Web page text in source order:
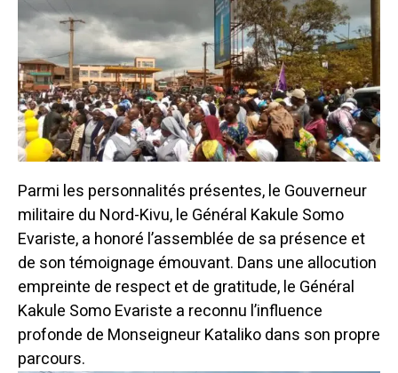
Parmi les personnalités présentes, le Gouverneur
militaire du Nord-Kivu, le Général Kakule Somo
Evariste, a honoré l’assemblée de sa présence et
de son témoignage émouvant. Dans une allocution
empreinte de respect et de gratitude, le Général
Kakule Somo Evariste a reconnu l’influence
profonde de Monseigneur Kataliko dans son propre
parcours.